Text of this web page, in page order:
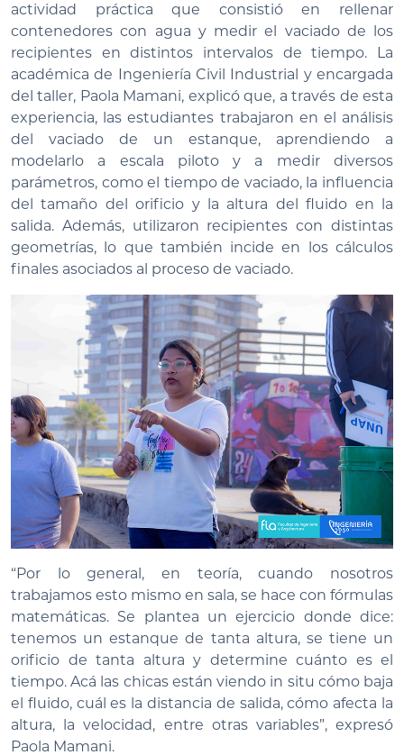
actividad práctica que consistió en rellenar
contenedores con agua y medir el vaciado de los
recipientes en distintos intervalos de tiempo. La
académica de Ingeniería Civil Industrial y encargada
del taller, Paola Mamani, explicó que, a través de esta
experiencia, las estudiantes trabajaron en el análisis
del vaciado de un estanque, aprendiendo a
modelarlo a escala piloto y a medir diversos
parámetros, como el tiempo de vaciado, la influencia
del tamaño del orificio y la altura del fluido en la
salida. Además, utilizaron recipientes con distintas
geometrías, lo que también incide en los cálculos
finales asociados al proceso de vaciado.
“Por lo general, en teoría, cuando nosotros
trabajamos esto mismo en sala, se hace con fórmulas
matemáticas. Se plantea un ejercicio donde dice:
tenemos un estanque de tanta altura, se tiene un
orificio de tanta altura y determine cuánto es el
tiempo. Acá las chicas están viendo in situ cómo baja
el fluido, cuál es la distancia de salida, cómo afecta la
altura, la velocidad, entre otras variables”, expresó
Paola Mamani.